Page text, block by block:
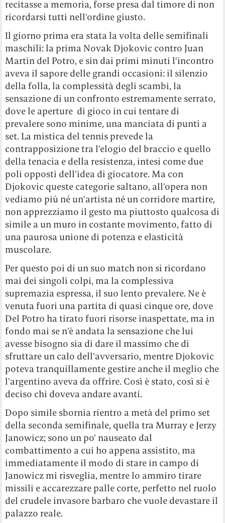
recitasse a memoria, forse presa dal timore di non
ricordarsi tutti nell’ordine giusto.
Il giorno prima era stata la volta delle semifinali
maschili: la prima Novak Djokovic contro Juan
Martìn del Potro, e sin dai primi minuti l’incontro
aveva il sapore delle grandi occasioni: il silenzio
della folla, la complessità degli scambi, la
sensazione di un confronto estremamente serrato,
dove le aperture di gioco in cui tentare di
prevalere sono minime, una manciata di punti a
set. La mistica del tennis prevede la
contrapposizione tra l’elogio del braccio e quello
della tenacia e della resistenza, intesi come due
poli opposti dell’idea di giocatore. Ma con
Djokovic queste categorie saltano, all’opera non
vediamo più né un’artista né un corridore martire,
non apprezziamo il gesto ma piuttosto qualcosa di
simile a un muro in costante movimento, fatto di
una paurosa unione di potenza e elasticità
muscolare.
Per questo poi di un suo match non si ricordano
mai dei singoli colpi, ma la complessiva
supremazia espressa, il suo lento prevalere. Ne è
venuta fuori una partita di quasi cinque ore, dove
Del Potro ha tirato fuori risorse inaspettate, ma in
fondo mai se n’è andata la sensazione che lui
avesse bisogno sia di dare il massimo che di
sfruttare un calo dell’avversario, mentre Djokovic
poteva tranquillamente gestire anche il meglio che
l’argentino aveva da offrire. Così è stato, così si è
deciso chi doveva andare avanti.
Dopo simile sbornia rientro a metà del primo set
della seconda semifinale, quella tra Murray e Jerzy
Janowicz; sono un po’ nauseato dal
combattimento a cui ho appena assistito, ma
immediatamente il modo di stare in campo di
Janowicz mi risveglia, mentre lo ammiro tirare
missili e accarezzare palle corte, perfetto nel ruolo
del crudele invasore barbaro che vuole devastare il
palazzo reale.